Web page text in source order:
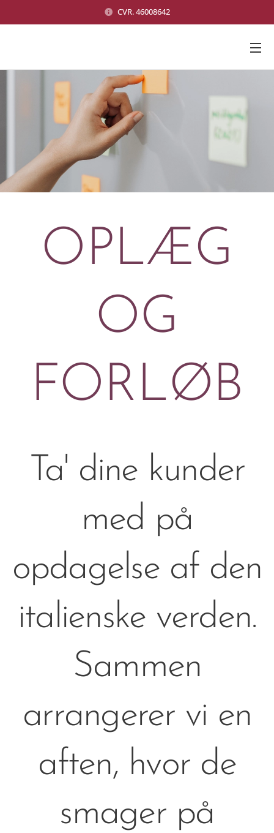
CVR. 46008642
OPLÆG
OG
FORLØB
Ta' dine kunder
med på
opdagelse af den
italienske verden.
Sammen
arrangerer vi en
aften, hvor de
smager på